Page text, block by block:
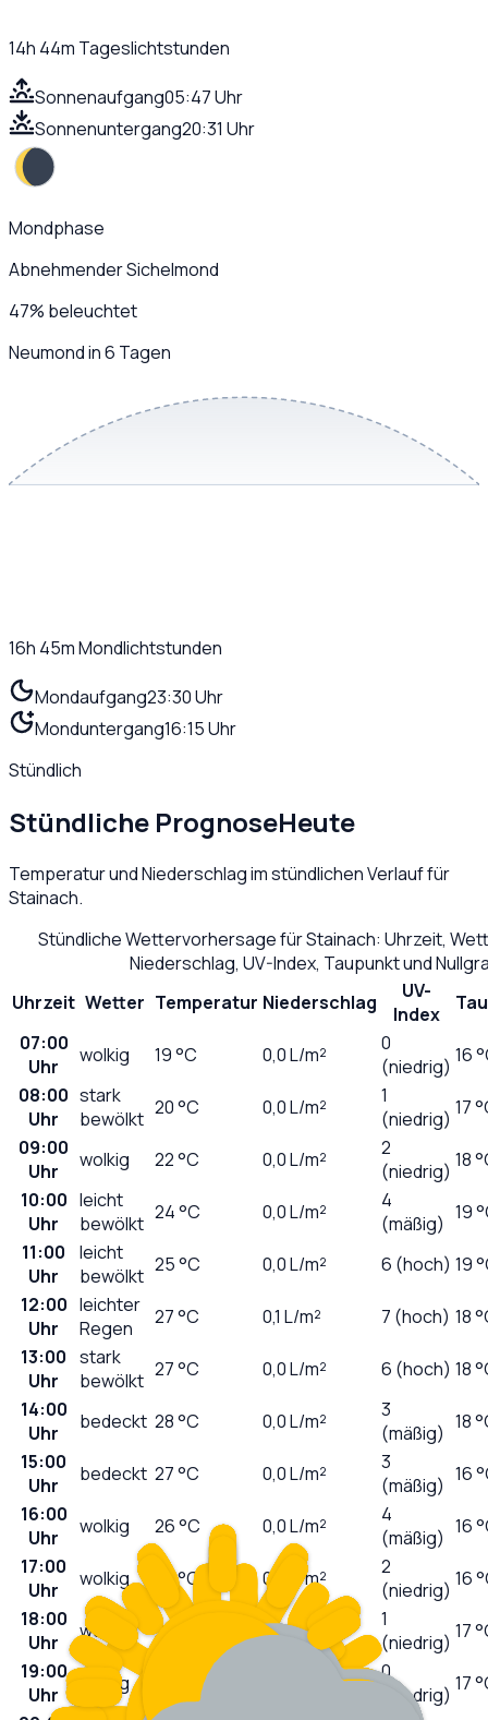
14h 44m Tageslichtstunden
Sonnenaufgang05:47 Uhr
Sonnenuntergang20:31 Uhr
Mondphase
Abnehmender Sichelmond
47% beleuchtet
Neumond in 6 Tagen
16h 45mMondlichtstunden
Mondaufgang23:30 Uhr
Monduntergang16:15 Uhr
Stündlich
Stündliche PrognoseHeute
Temperatur und Niederschlag im stündlichen Verlauf für
Stainach.
Stündliche Wettervorhersage fürStainach: Uhrzeit,
Niederschlag, UV-Index, Taupunkt und
Uhrzeit Wetter Temperatur Niederschlag
UV-
Index
07:00
Uhr
wolkig 19°C 0,0L/m²
0
(niedrig) 16
08:00
Uhr
stark
bewölkt 20°C 0,0L/m²
1
(niedrig) 17
09:00
Uhr
wolkig 22°C 0,0L/m²
2
(niedrig) 18
10:00
Uhr
leicht
bewölkt 24°C 0,0L/m²
4
(mäßig) 19
11:00
Uhr
leicht
bewölkt 25°C 0,0L/m² 6 (hoch) 19
12:00
Uhr
leichter
Regen
27°C 0,1 L/m² 7 (hoch) 18
13:00
Uhr
stark
bewölkt 27°C 0,0L/m² 6 (hoch) 18
14:00
Uhr
bedeckt 28°C 0,0L/m²
3
(mäßig) 18
15:00
Uhr
bedeckt 27°C 0,0L/m²
3
(mäßig) 16
16:00
Uhr
wolkig 26°C 0,0L/m²
4
(mäßig) 16
17:00
Uhr
wolkig °C 0,0 L/m²
2
(niedrig) 16
18:00
Uhr
wolkig 27 0,0L/m²
1
(niedrig) 17
19:00
Uhr
wolkig
0
(niedrig) 17